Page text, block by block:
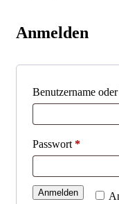
Anmelden
Benutzername
Passwort *
Anmelden